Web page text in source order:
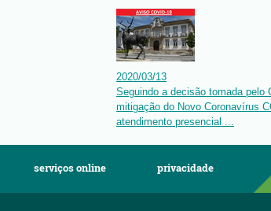
2020/03/13
Seguindo a decisão tomada pelo
mitigação do Novo Coronavírus
atendimento presencial ...
serviços online privacidade